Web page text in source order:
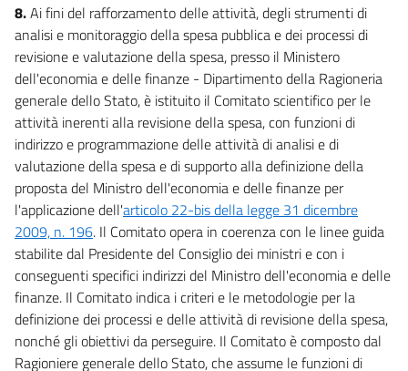
36 bis
36 ter
37
38
38 bis
38 ter
38 quater
38 quinquies
39
40
40 bis
Titolo III
Gestioni commissariali, imprese agricole, e sport
Capo I
8.Ai fini del rafforzamento delle attività, degli strumenti di
analisi e monitoraggio della spesa pubblica e dei processi di
revisione e valutazione della spesa, presso il Ministero
dell'economia e delle finanze - Dipartimento della Ragioneria
generale dello Stato, è istituito il Comitato scientifico per le
attività inerenti alla revisione della spesa, con funzioni di
indirizzo e programmazione delle attività di analisi e di
valutazione della spesa e di supporto alla definizione della
proposta del Ministro dell'economia e delle finanze per
l'applicazione dell'articolo 22-bis della legge 31 dicembre
2009, n. 196. Il Comitato opera in coerenza con le linee guida
stabilite dal Presidente del Consiglio dei ministri e con i
conseguenti specifici indirizzi del Ministro dell'economia e delle
finanze. Il Comitato indica i criteri e le metodologie per la
definizione dei processi e delle attività di revisione della spesa,
nonché gli obiettivi da perseguire. Il Comitato è composto dal
Ragioniere generale dello Stato, che assume le funzioni di